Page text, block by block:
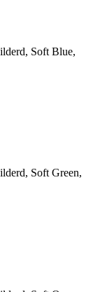
Soft Blue,
Soft Green,